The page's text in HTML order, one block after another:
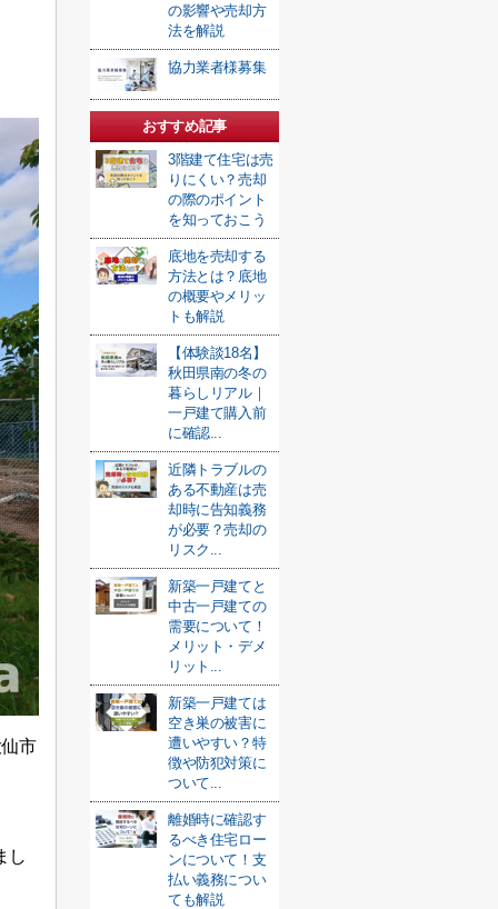
市
し
の影響や売却方
法を解説
協力業者様募集
おすすめ記事
3階建て住宅は売
りにくい？売却
の際のポイント
を知っておこう
底地を売却する
方法とは？底地
の概要やメリッ
トも解説
【体験談18名】
秋田県南の冬の
暮らしリアル｜
一戸建て購入前
に確認...
近隣トラブルの
ある不動産は売
却時に告知義務
が必要？売却の
リスク...
新築一戸建てと
中古一戸建ての
需要について！
メリット・デメ
リット...
新築一戸建ては
空き巣の被害に
遭いやすい？特
徴や防犯対策に
ついて...
離婚時に確認す
るべき住宅ロー
ンについて！支
払い義務につい
ても解説